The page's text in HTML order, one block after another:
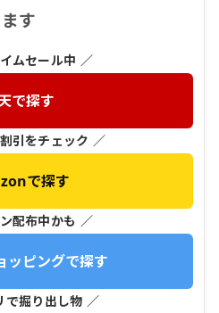
ます
ムセール中 ／
で探す
引をチェック ／
で探す
配布中かも ／
ッピングで探す
で掘り出し物 ／